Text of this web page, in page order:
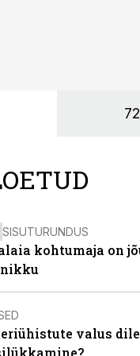
SISUTURUNDUS
kohtumaja on
valus